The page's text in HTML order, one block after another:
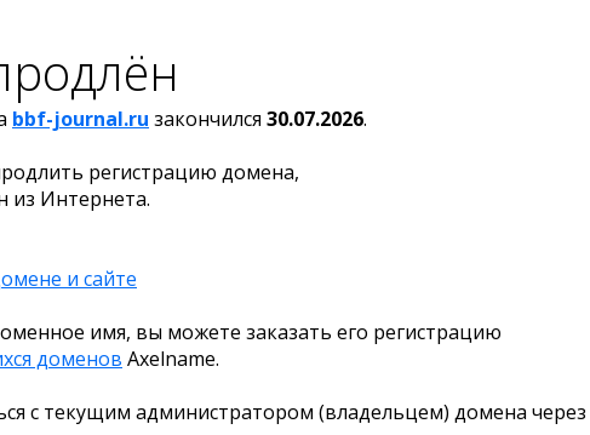
bbf-journal.ru закончился 30.07.2026.
регистрацию домена,
из Интернета.
и сайте
имя, вы можете заказать его регистрацию
доменов Axelname.
с текущим администратором (владельцем) домена через